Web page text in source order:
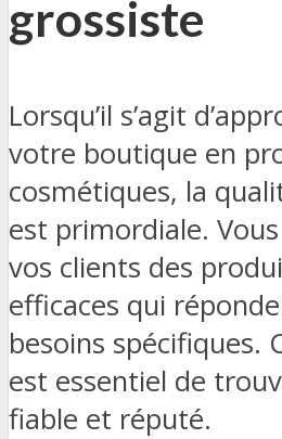
grossiste
Lorsqu’il s’agit
votre boutique en
cosmétiques, la
est primordiale.
vos clients des
efficaces qui
besoins spécifiques.
est essentiel de
fiable et réputé.